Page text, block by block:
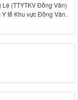
Lệ (TTYTKV Đồng Văn)
Y tế Khu vực Đồng Văn.